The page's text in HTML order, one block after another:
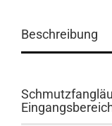
Beschreibung